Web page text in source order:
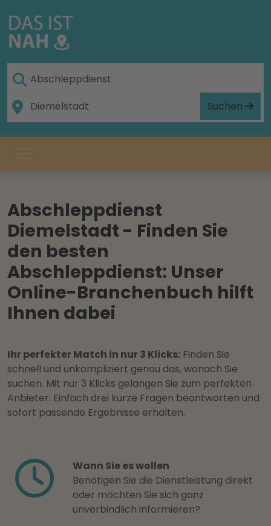
Suchen
Abschleppdienst
Diemelstadt - Finden Sie
den besten
Abschleppdienst: Unser
Online-Branchenbuch hilft
Ihnen dabei
Ihr perfekter Match in nur 3 Klicks: Finden Sie
schnell und unkompliziert genau das, wonach Sie
suchen. Mit nur 3 Klicks gelangen Sie zum perfekten
Anbieter: Einfach drei kurze Fragen beantworten und
sofort passende Ergebnisse erhalten.
Wann Sie es wollen
Benötigen Sie die Dienstleistung direkt
oder möchten Sie sich ganz
unverbindlich informieren?